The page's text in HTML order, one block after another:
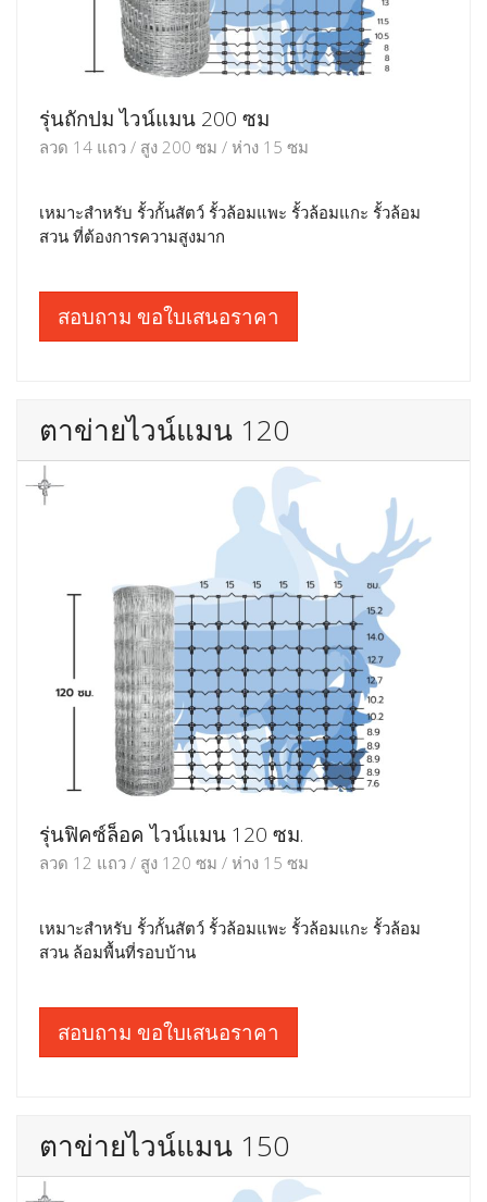
รุ่นถักปม ไวน์แมน 200 ซม
ลวด 14 แถว / สูง 200 ซม / ห่าง 15 ซม
เหมาะสำหรับ รั้วกั้นสัตว์ รั้วล้อมแพะ รั้วล้อมแกะ รั้วล้อม
สวน ที่ต้องการความสูงมาก
สอบถาม ขอใบเสนอราคา
ตาข่ายไวน์แมน 120
รุ่นฟิคซ์ล็อค ไวน์แมน 120 ซม.
ลวด 12 แถว / สูง 120 ซม / ห่าง 15 ซม
เหมาะสำหรับ รั้วกั้นสัตว์ รั้วล้อมแพะ รั้วล้อมแกะ รั้วล้อม
สวน ล้อมพื้นที่รอบบ้าน
สอบถาม ขอใบเสนอราคา
ตาข่ายไวน์แมน 150